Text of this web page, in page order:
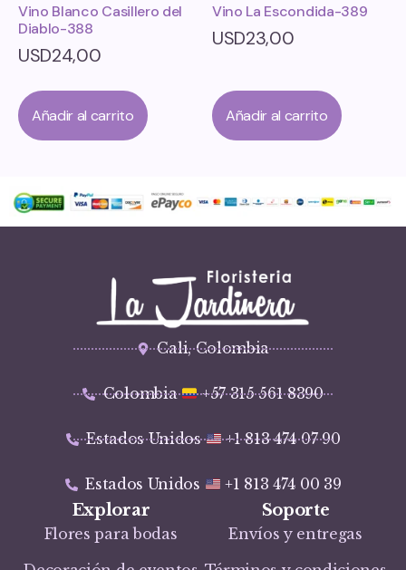
Vino Blanco Casillero del
Diablo-388
USD24,00
Añadir al carrito
Vino La Escondida-389
USD23,00
Añadir al carrito
Cali, Colombia
Colombia +57 315 561 8390
Estados Unidos +1 813 474 07 90
Estados Unidos +1 813 474 00 39
Explorar
Flores para bodas
Soporte
Envíos y entregas